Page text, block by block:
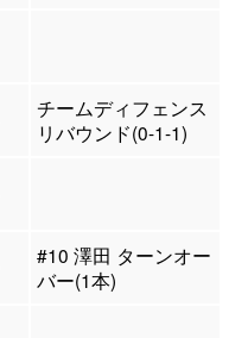
チームディフェンス
リバウンド(0-1-1)
#10 澤田 ターンオー
バー(1本)